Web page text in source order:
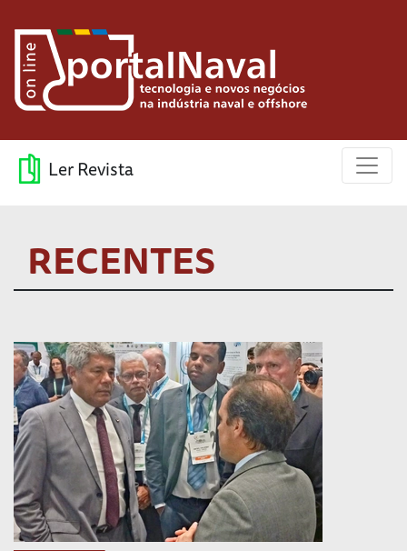
Ler Revista
RECENTES